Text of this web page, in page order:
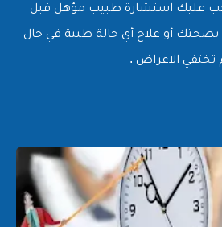
عليك استشارة طبيب مؤهل قبل
بصحتك أو علاج أي حالة طبية في حال
تختفي الاعراض .